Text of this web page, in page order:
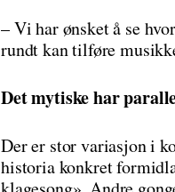
– Vi har ønsket å se
rundt kan tilføre
Det mytiske har
Der er stor variasjon i
historia konkret